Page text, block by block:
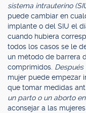
sistema intrauterino
puede cambiar en
implante o del SIU el
cuando hubiera
todos los casos se le
un método de barrera
comprimidos.
mujer puede empezar
que tomar medidas
un parto o un aborto
aconsejar a las